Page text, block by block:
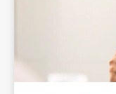
sekaligus
Tetap
Clinically
by
kekuatan